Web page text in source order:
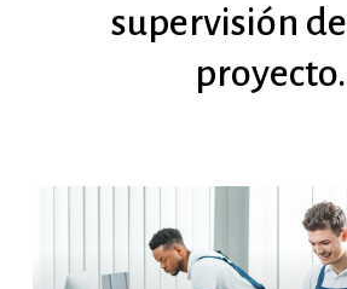
supervisión de
proyecto.